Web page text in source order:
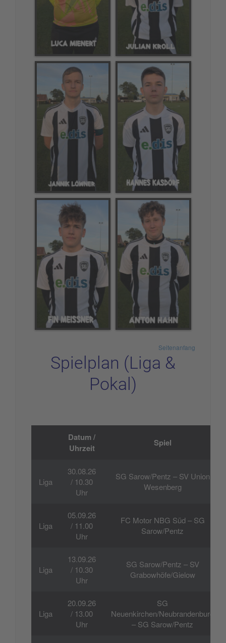
Seitenanfang
Spielplan (Liga &
Pokal)
Datum /
Uhrzeit
Spiel
Liga
30.08.26
/ 10.30
Uhr
SG Sarow/Pentz – SV Union
Wesenberg
Liga
05.09.26
/ 11.00
Uhr
FC Motor NBG Süd – SG
Sarow/Pentz
Liga
13.09.26
/ 10.30
Uhr
SG Sarow/Pentz – SV
Grabowhöfe/Gielow
Liga
20.09.26
/ 13.00
Uhr
SG
Neuenkirchen/Neubrandenburg
– SG Sarow/Pentz